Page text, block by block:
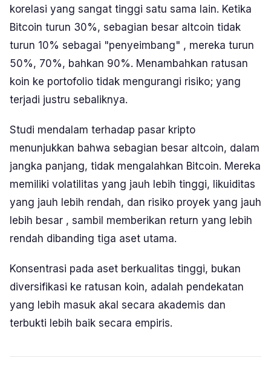
korelasi yang sangat tinggi satu sama lain. Ketika
Bitcoin turun 30%, sebagian besar altcoin tidak
turun 10% sebagai "penyeimbang" , mereka turun
50%, 70%, bahkan 90%. Menambahkan ratusan
koin ke portofolio tidak mengurangi risiko; yang
terjadi justru sebaliknya.
Studi mendalam terhadap pasar kripto
menunjukkan bahwa sebagian besar altcoin, dalam
jangka panjang, tidak mengalahkan Bitcoin. Mereka
memiliki volatilitas yang jauh lebih tinggi, likuiditas
yang jauh lebih rendah, dan risiko proyek yang jauh
lebih besar , sambil memberikan return yang lebih
rendah dibanding tiga aset utama.
Konsentrasi pada aset berkualitas tinggi, bukan
diversifikasi ke ratusan koin, adalah pendekatan
yang lebih masuk akal secara akademis dan
terbukti lebih baik secara empiris.